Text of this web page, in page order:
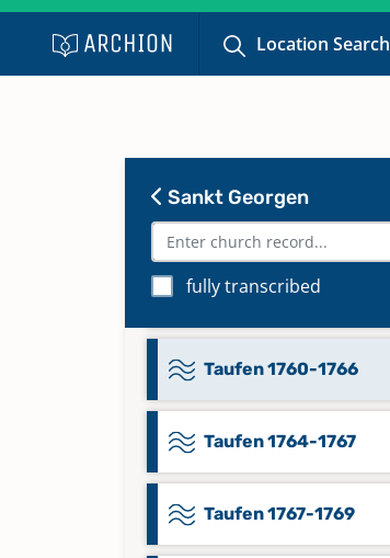
Location Search
Sankt Georgen
fully transcribed
Taufen 1734-1738
Taufen 1739-1747
Taufen 1753-1759
Taufen 1760-1764
Taufen 1760-1766
Taufen 1764-1767
Taufen 1767-1769